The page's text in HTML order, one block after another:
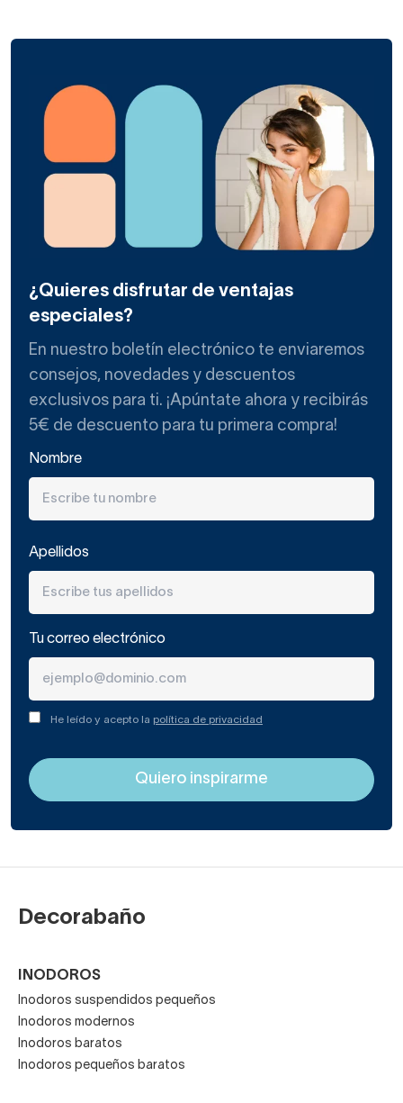
¿Quieres disfrutar de ventajas
especiales?
En nuestro boletín electrónico te enviaremos
consejos, novedades y descuentos
exclusivos para ti. ¡Apúntate ahora y recibirás
5€ de descuento para tu primera compra!
Nombre
Apellidos
Tu correo electrónico
He leído y acepto la política de privacidad
Decorabaño
INODOROS
Inodoros suspendidos pequeños
Inodoros modernos
Inodoros baratos
Inodoros pequeños baratos